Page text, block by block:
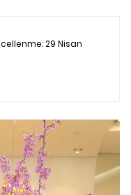
29 Nisan